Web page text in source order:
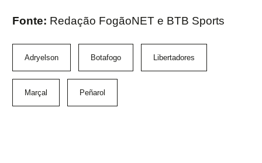
Fonte: Redação FogãoNET e BTB Sports
Adryelson Botafogo Libertadores
Marçal Peñarol